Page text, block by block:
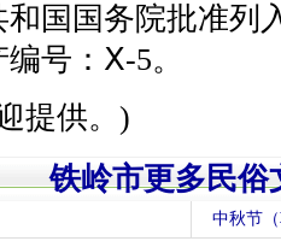
国国务院批准列
号：Ⅹ-5。
提供。)
铁岭市更多民俗
中秋节